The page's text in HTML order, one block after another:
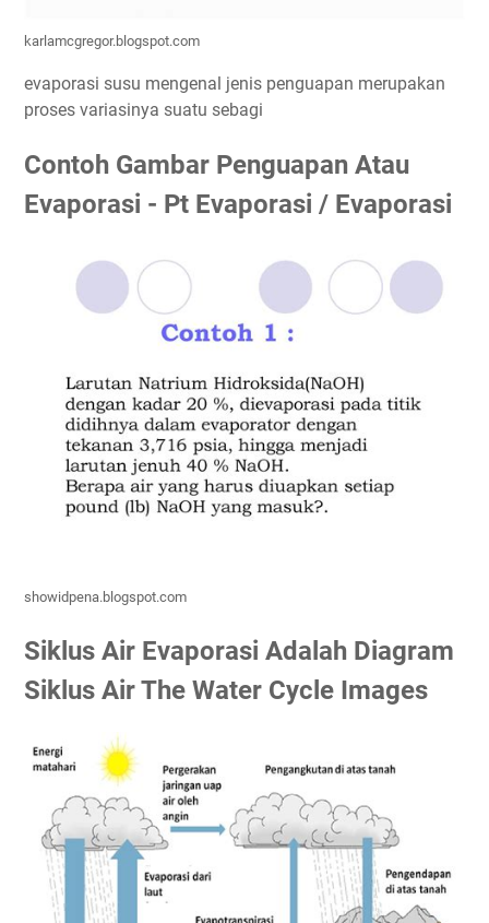
karlamcgregor.blogspot.com
evaporasi susu mengenal jenis penguapan merupakan
proses variasinya suatu sebagi
Contoh Gambar Penguapan Atau
Evaporasi - Pt Evaporasi / Evaporasi
showidpena.blogspot.com
Siklus Air Evaporasi Adalah Diagram
Siklus Air The Water Cycle Images